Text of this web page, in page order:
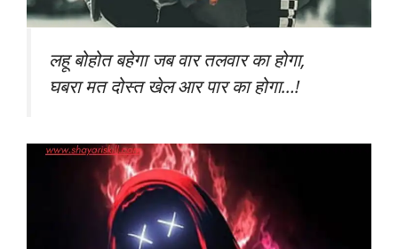
लहू बोहोत बहेगा जब वार तलवार का होगा,
घबरा मत दोस्त खेल आर पार का होगा…!